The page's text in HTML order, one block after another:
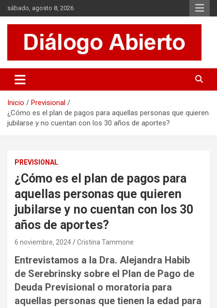
Saltar
al
contenido
sábado, agosto 8, 2026
Diálogo Abierto
Se tratan diversos temas de actualidad buscando hacer un
aporte a la sociedad, brindando información relevante de lo que
Inicio
Previsional
¿Cómo es el plan de pagos para aquellas personas que quieren
jubilarse y no cuentan con los 30 años de aportes?
PREVISIONAL
¿Cómo es el plan de pagos para
aquellas personas que quieren
jubilarse y no cuentan con los 30
años de aportes?
6 noviembre, 2024 Cristina Tammone
Entrevistamos a la Dra. Alejandra Habib
de Serebrinsky sobre el Plan de Pago de
Deuda Previsional o moratoria para
aquellas personas que tienen la edad para